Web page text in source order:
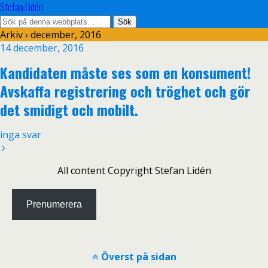
Stefan Lidén
Arkiv › december, 2016
14 december, 2016
Kandidaten måste ses som en konsument!
Avskaffa registrering och tröghet och gör
det smidigt och mobilt.
inga svar
All content Copyright Stefan Lidén
Prenumerera
Överst på sidan